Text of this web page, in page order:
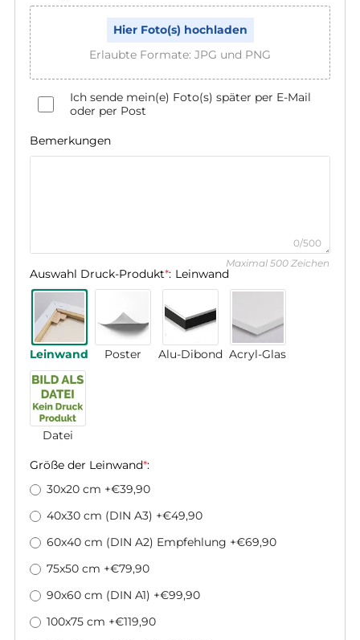
Hier Foto(s) hochladen
Erlaubte Formate: JPG und PNG
Ich sende mein(e) Foto(s) später per E-Mail
oder per Post
Bemerkungen
0/500
Maximal 500 Zeichen
Auswahl Druck-Produkt*: Leinwand
Leinwand Poster Alu-Dibond Acryl-Glas
Datei
Größe der Leinwand*:
30x20 cm +€39,90
40x30 cm (DIN A3) +€49,90
60x40 cm (DIN A2) Empfehlung +€69,90
75x50 cm +€79,90
90x60 cm (DIN A1) +€99,90
100x75 cm +€119,90